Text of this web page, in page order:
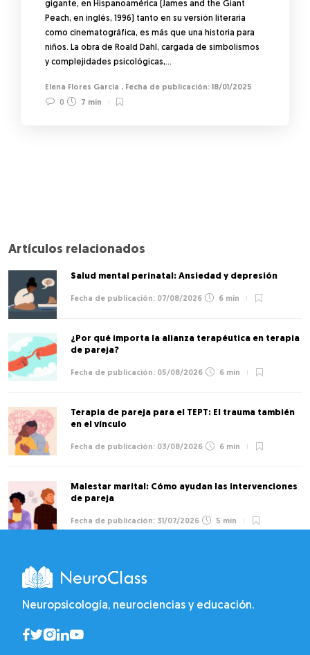
gigante, en Hispanoamérica (James and the Giant
Peach, en inglés, 1996) tanto en su versión literaria
como cinematográfica, es más que una historia para
niños. La obra de Roald Dahl, cargada de simbolismos
y complejidades psicológicas,…
Elena Flores García ,
18/01/2025
0
7 min
Artículos relacionados
Salud mental perinatal: Ansiedad y depresión
07/08/2026 6 min
¿Por qué importa la alianza terapéutica en terapia
de pareja?
05/08/2026 6 min
Terapia de pareja para el TEPT: El trauma también
en el vínculo
03/08/2026 6 min
Malestar marital: Cómo ayudan las intervenciones
de pareja
31/07/2026 5 min
Neuropsicología, neurociencias y educación.